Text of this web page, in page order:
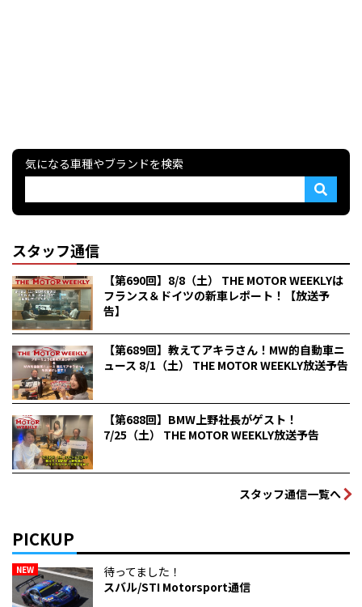
気になる車種やブランドを検索
スタッフ通信
【第690回】8/8（土） THE MOTOR WEEKLYは
フランス＆ドイツの新車レポート！【放送予
告】
【第689回】教えてアキラさん！MW的自動車ニ
ュース 8/1（土） THE MOTOR WEEKLY放送予告
【第688回】BMW上野社長がゲスト！
7/25（土） THE MOTOR WEEKLY放送予告
スタッフ通信一覧へ
PICKUP
NEW
待ってました！
スバル/STI Motorsport通信